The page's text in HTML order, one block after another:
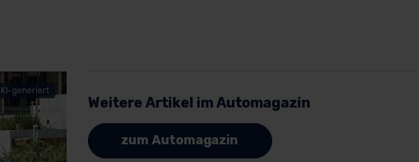
KI-generiert
Weitere Artikel im Automagazin
zum Automagazin